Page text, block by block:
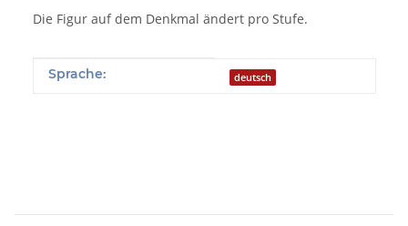
Die Figur auf dem Denkmal ändert pro Stufe.
Produkteigenschaft
Wert
Sprache: deutsch